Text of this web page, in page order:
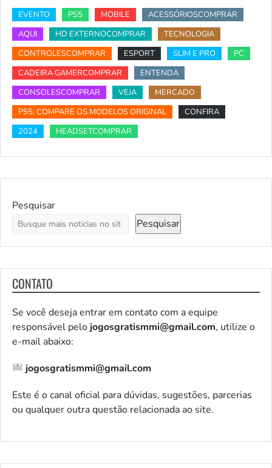
EVENTO PS5 MOBILE
ACESSÓRIOSCOMPRAR
AQUI
HD EXTERNOCOMPRAR
TECNOLOGIA
CONTROLESCOMPRAR
ESPORT SLIM E PRO
PC
CADEIRA GAMERCOMPRAR
ENTENDA
CONSOLESCOMPRAR
VEJA
MERCADO
PS5: COMPARE OS MODELOS ORIGINAL
CONFIRA
2024
HEADSETCOMPRAR
Pesquisar
Pesquisar
CONTATO
Se você deseja entrar em contato com a equipe
responsável pelo jogosgratismmi@gmail.com, utilize o
e-mail abaixo:
jogosgratismmi@gmail.com
Este é o canal oficial para dúvidas, sugestões, parcerias
ou qualquer outra questão relacionada ao site.